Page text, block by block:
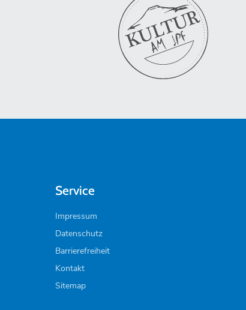
Service
Impressum
Datenschutz
Barrierefreiheit
Kontakt
Sitemap